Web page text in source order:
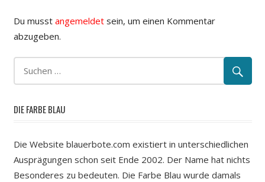
Du musst angemeldetsein, um einen Kommentar
abzugeben.
DIE FARBE BLAU
Die Website blauerbote.com existiert in unterschiedlichen
Ausprägungen schon seit Ende 2002. Der Name hat nichts
Besonderes zu bedeuten. Die Farbe Blau wurde damals